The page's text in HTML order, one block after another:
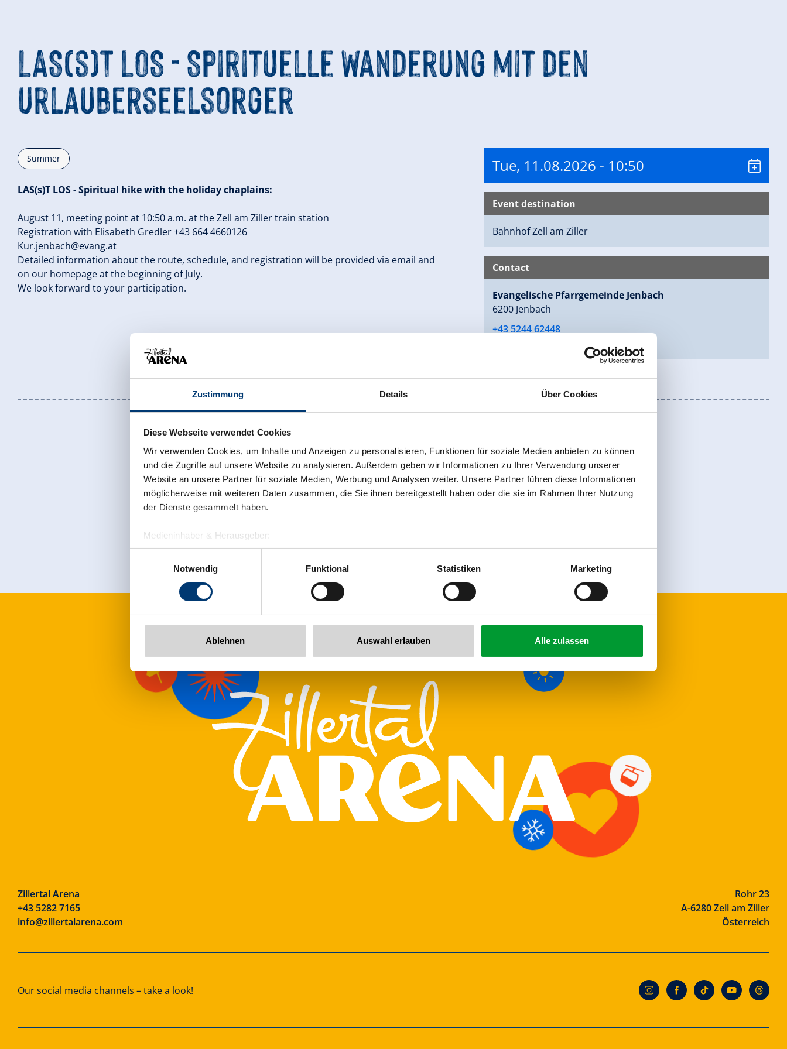
Zustimmung Details Über Cookies
Diese Webseite verwendet Cookies
Wir verwenden Cookies, um Inhalte und Anzeigen zu personalisieren, Funktionen für soziale Medien anbieten zu können
und die Zugriffe auf unsere Website zu analysieren. Außerdem geben wir Informationen zu Ihrer Verwendung unserer
Website an unsere Partner für soziale Medien, Werbung und Analysen weiter. Unsere Partner führen diese Informationen
möglicherweise mit weiteren Daten zusammen, die Sie ihnen bereitgestellt haben oder die sie im Rahmen Ihrer Nutzung
der Dienste gesammelt haben.
Medieninhaber & Herausgeber:
Zeller Bergbahnen Zillertal GmbH & Co KG
Rohr 23// A-6280 Zell am Ziller
www.zillertalarena.com
Notwendig
Funktional Statistiken Marketing
Ablehnen Auswahl erlauben Alle zulassen
LAS(s)T LOS - Spirituelle Wanderung mit den
Urlauberseelsorger
Summer
LAS(s)T LOS - Spiritual hike with the holiday chaplains:
August 11, meeting point at 10:50 a.m. at the Zell am Ziller train station
Registration with Elisabeth Gredler +43 664 4660126
Kur.jenbach@evang.at
Detailed information about the route, schedule, and registration will be provided via email and
on our homepage at the beginning of July.
We look forward to your participation.
Tue, 11.08.2026 - 10:50
Event destination
BahnhofZell am Ziller
Contact
Evangelische Pfarrgemeinde Jenbach
6200 Jenbach
+43 5244 62448
back to overview
Sign up for the newsletter now!
Zillertal Arena
+43 5282 7165
info@zillertalarena.com
Rohr 23
A-6280 Zell am Ziller
Österreich
Our social media channels – take a look!